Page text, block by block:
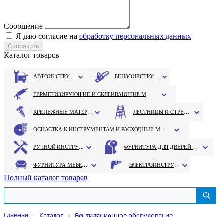
Сообщение
Я даю согласие на обработку персональных данных
Каталог товаров
Полный каталог товаров
Главная Каталог
Вентиляционное оборудование